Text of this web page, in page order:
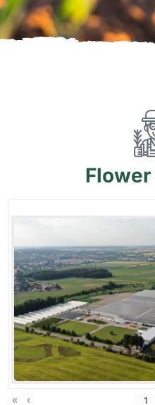
Flower
« ‹